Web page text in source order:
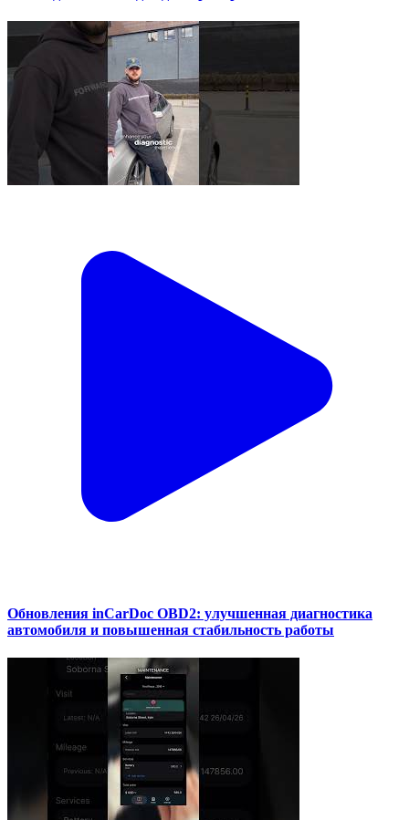
Обновления inCarDoc OBD2: улучшенная диагностика
автомобиля и повышенная стабильность работы